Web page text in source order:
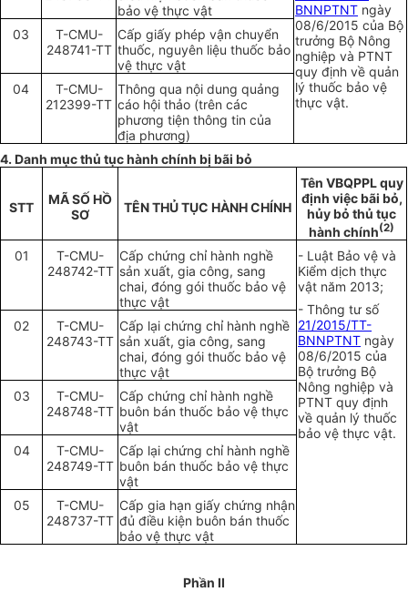
BNNPTNT ngày
08/6/2015 của Bộ
trưởng Bộ Nông
nghiệp và PTNT
quy định về quản
lý thuốc bảo vệ
thực vật.
bảo vệ thực vật
03
T-CMU-
248741-TT
Cấp giấy phép vận chuyển
thuốc, nguyên liệu thuốc bảo
vệ thực vật
04
T-CMU-
212399-TT
Thông qua nội dung quảng
cáo hội thảo (trên các
phương tiện thông tin của
địa phương)
4. Danh mục thủ tục hành chính bị bãi bỏ
STT
MÃ SỐ HỒ
SƠ
TÊN THỦ TỤC HÀNH CHÍNH
Tên VBQPPL quy
định việc bãi bỏ,
hủy bỏ thủ tục
hành chính(2)
01
T-CMU-
248742-TT
Cấp chứng chỉ hành nghề
sản xuất, gia công, sang
chai, đóng gói thuốc bảo vệ
thực vật
- Luật Bảo vệ và
Kiểm dịch thực
vật năm 2013;
- Thông tư số
21/2015/TT-
BNNPTNT ngày
08/6/2015 của
Bộtrưởng Bộ
Nông nghiệp và
PTNT quy định
về quản lý thuốc
bảo vệ thực vật.
02
T-CMU-
248743-TT
Cấp lại chứng chỉ hành nghề
sản xuất, gia công, sang
chai, đóng gói thuốc bảo vệ
thực vật
03
T-CMU-
248748-TT
Cấp chứng chỉ hành nghề
buôn bán thuốc bảo vệ thực
vật
04
T-CMU-
248749-TT
Cấp lại chứng chỉ hành nghề
buôn bán thuốc bảo vệ thực
vật
05
T-CMU-
248737-TT
Cấp gia hạn giấy chứng nhận
đủ điều kiện buôn bán thuốc
bảo vệ thực vật
Phần II